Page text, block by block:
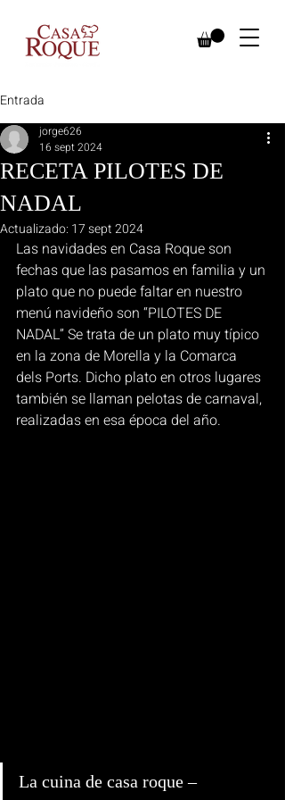
Entrada
RECETA PILOTES DE
NADAL
jorge626
16 sept 2024
Actualizado: 17 sept 2024
Las navidades en Casa Roque son
fechas que las pasamos en familia y un
plato que no puede faltar en nuestro
menú navideño son “PILOTES DE
NADAL” Se trata de un plato muy típico
en la zona de Morella y la Comarca
dels Ports. Dicho plato en otros lugares
también se llaman pelotas de carnaval,
realizadas en esa época del año.
La cuina de casa roque –